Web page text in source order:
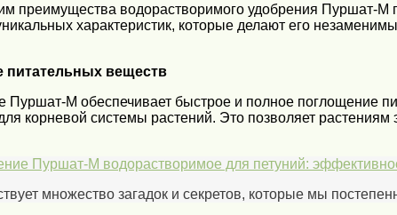
преимущества водорастворимого удобрения Пуршат-
характеристик, которые делают его
веществ
Пуршат-М обеспечивает быстрое и полное поглощение
корневой системы растений. Это позволяет
Пуршат-М водорастворимое для петуний:
множество загадок и секретов, которые мы